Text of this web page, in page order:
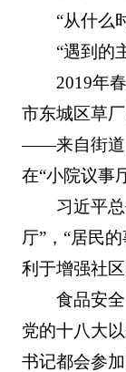
“从什么
“遇到的
2019年
市东城区草
——来自街道
在“小院议事
习近平
厅”，“居民
利于增强社
食品安
党的十八大
书记都会参